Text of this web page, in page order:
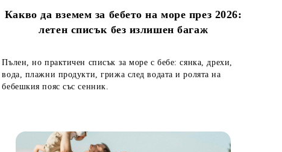
Какво да вземем за бебето на море през 2026:
летен списък без излишен багаж
Пълен, но практичен списък за море с бебе: сянка, дрехи,
вода, плажни продукти, грижа след водата и ролята на
бебешкия пояс със сенник.